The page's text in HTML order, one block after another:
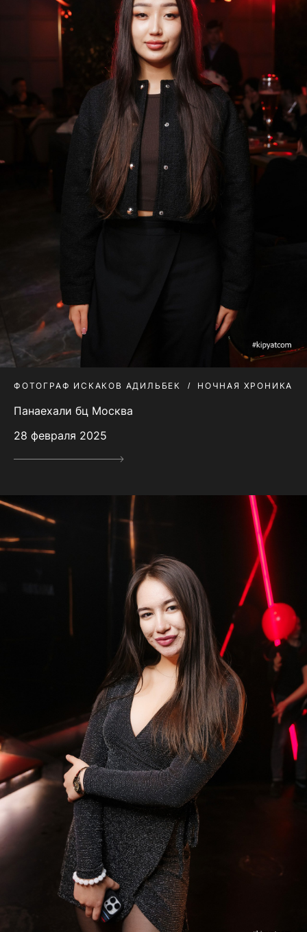
ФОТОГРАФ ИСКАКОВ АДИЛЬБЕК НОЧНАЯ ХРОНИКА
Панаехали бц Москва
28 февраля 2025